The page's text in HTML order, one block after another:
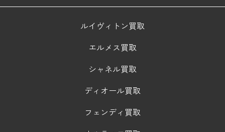
ルイヴィトン買取
エルメス買取
シャネル買取
ディオール買取
フェンディ買取